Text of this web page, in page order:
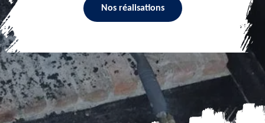
Nos réalisations